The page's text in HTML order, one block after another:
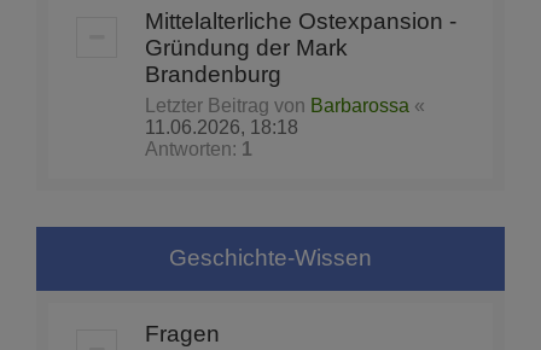
Mittelalterliche Ostexpansion -
Gründung der Mark
Brandenburg
Letzter Beitrag von Barbarossa «
11.06.2026, 18:18
Antworten: 1
Geschichte-Wissen
Fragen